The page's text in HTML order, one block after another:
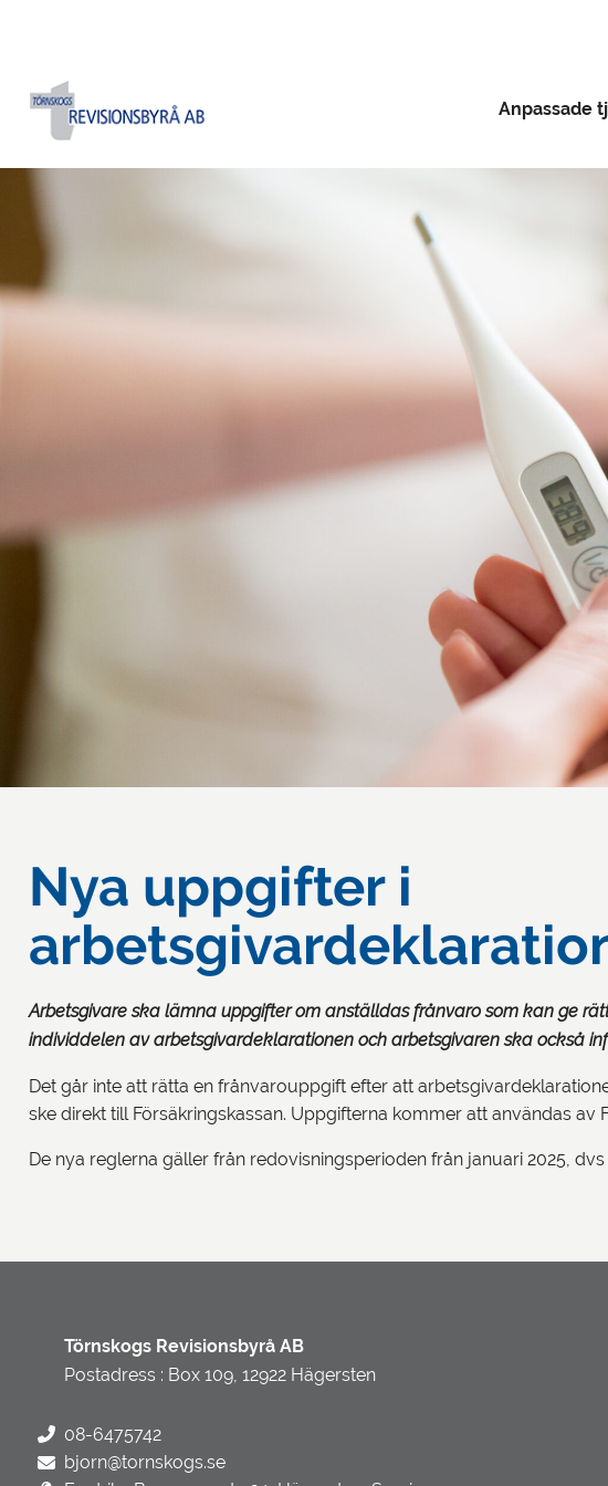
Anpassade
Nya uppgifter i
Arbetsgivare ska lämna uppgifter om anställdas frånvaro som kan ge
individdelen av arbetsgivardeklarationen och arbetsgivaren ska också
Det går inte att rätta en frånvarouppgift efter att
ske direkt till Försäkringskassan. Uppgifterna kommer att användas
De nya reglerna gäller från redovisningsperioden från januari 2025,
Törnskogs Revisionsbyrå AB
Postadress : Box 109, 12922 Hägersten
08-6475742
bjorn@tornskogs.se